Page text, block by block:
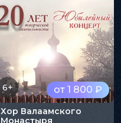
от 1 800 ₽
6+
Хор Валаамского